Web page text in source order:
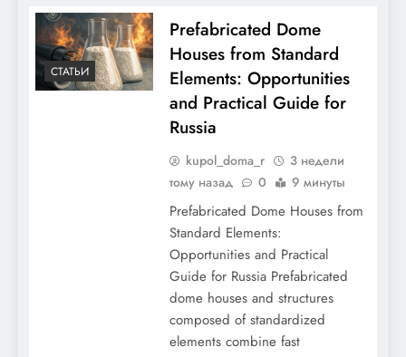
СТАТЬИ
Prefabricated Dome
Houses from Standard
Elements: Opportunities
and Practical Guide for
Russia
kupol_doma_r
3 недели
тому назад
0 9 минуты
Prefabricated Dome Houses from
Standard Elements:
Opportunities and Practical
Guide for Russia Prefabricated
dome houses and structures
composed of standardized
elements combine fast